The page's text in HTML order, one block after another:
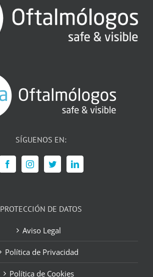
SÍGUENOS EN:
PROTECCIÓN DE DATOS
Aviso Legal
Política de Privacidad
Política de Cookies